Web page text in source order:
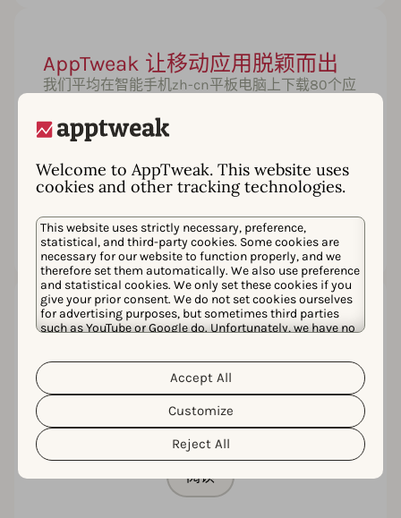
Welcome to AppTweak. This website uses
cookies and other tracking technologies.
This website uses strictly necessary, preference,
statistical, and third-party cookies. Some cookies are
necessary for our website to function properly, and we
therefore set them automatically. We also use preference
and statistical cookies. We only set these cookies if you
give your prior consent. We do not set cookies ourselves
for advertising purposes, but sometimes third parties
such as YouTube or Google do. Unfortunately, we have no
personal data and the different cookies we use, please
read our
Cookie Policy&Privacy Policy
customize your cookie settings and preferences by
clicking the “Customize” button.
Reject All
Customize
Accept All
AppTweak 让移动应用脱颖而出
我们平均在智能手机zh-cn平板电脑上下载80个应
GenericProductName787GenericProductName1387
Google Play包含超过400万个应用，每天新增约
大的挑战。
阅读
领先的应用商店优化工具
AppTweak 在韩国设立办事处
总部位于比利时的领先ASO工具AppTweak于今年8
月在韩国开设了办事处。自2014年成立以来，
AppTweak已在美国、印度和日本设立了办事处，
现在预计将由Gabi Yoon负责韩国地区的业务发
展，积极支持当地AppTweak用户。
阅读